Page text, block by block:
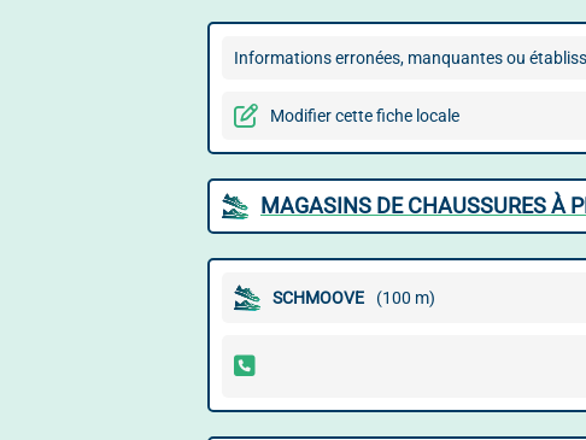
Informations erronées, manquantes ou
Modifier cette fiche locale
MAGASINS DE CHAUSSURES À
SCHMOOVE (100 m)